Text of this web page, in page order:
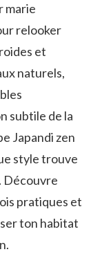
marie
relooker
et
naturels,
subtile de la
Japandi zen
style trouve
Découvre
pratiques et
ton habitat